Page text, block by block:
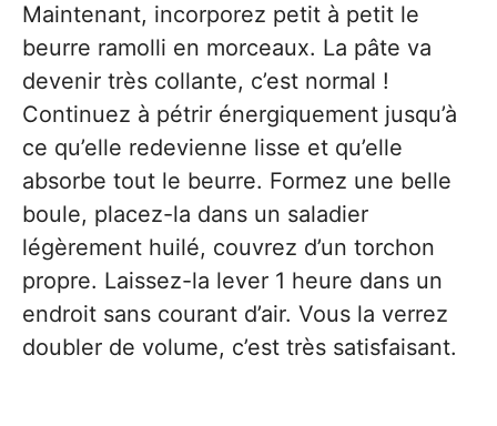
Maintenant, incorporez petit à petit le
beurre ramolli en morceaux. La pâte va
devenir très collante, c’est normal !
Continuez à pétrir énergiquement jusqu’à
ce qu’elle redevienne lisse et qu’elle
absorbe tout le beurre. Formez une belle
boule, placez-la dans un saladier
légèrement huilé, couvrez d’un torchon
propre. Laissez-la lever 1 heure dans un
endroit sans courant d’air. Vous la verrez
doubler de volume, c’est très satisfaisant.